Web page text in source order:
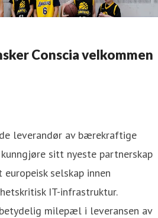
Conscia velkommen
leverandør av bærekraftige
sitt nyeste partnerskap
selskap innen
IT-infrastruktur.
milepæl i leveransen av